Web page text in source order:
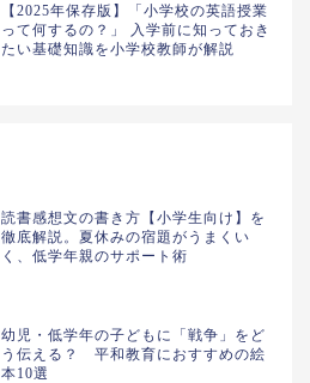
【2025年保存版】「小学校の英語授業
って何するの？」 入学前に知っておき
たい基礎知識を小学校教師が解説
読書感想文の書き方【小学生向け】を
徹底解説。夏休みの宿題がうまくい
く、低学年親のサポート術
幼児・低学年の子どもに「戦争」をど
う伝える？ 平和教育におすすめの絵
本10選